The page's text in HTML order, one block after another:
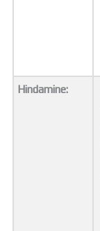
Hindamine: